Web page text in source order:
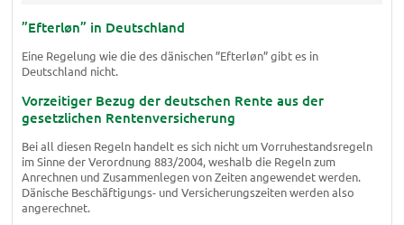
”Efterløn” in Deutschland
Eine Regelung wie die des dänischen ”Efterløn” gibt es in
Deutschland nicht.
Vorzeitiger Bezug der deutschen Rente aus der
gesetzlichen Rentenversicherung
Bei all diesen Regeln handelt es sich nicht um Vorruhestandsregeln
im Sinne der Verordnung 883/2004, weshalb die Regeln zum
Anrechnen und Zusammenlegen von Zeiten angewendet werden.
Dänische Beschäftigungs- und Versicherungszeiten werden also
angerechnet.